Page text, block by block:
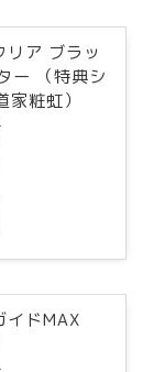
ア ブラッ
ー （特典シ
粧虹）
イドMAX